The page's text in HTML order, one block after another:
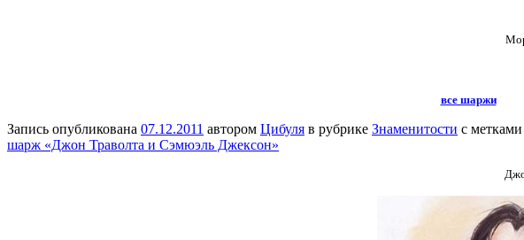
все шаржи
Запись опубликована 07.12.2011 автором Цибуля в рубрике Знаменитости с метками
шарж «Джон Траволта и Сэмюэль Джексон»